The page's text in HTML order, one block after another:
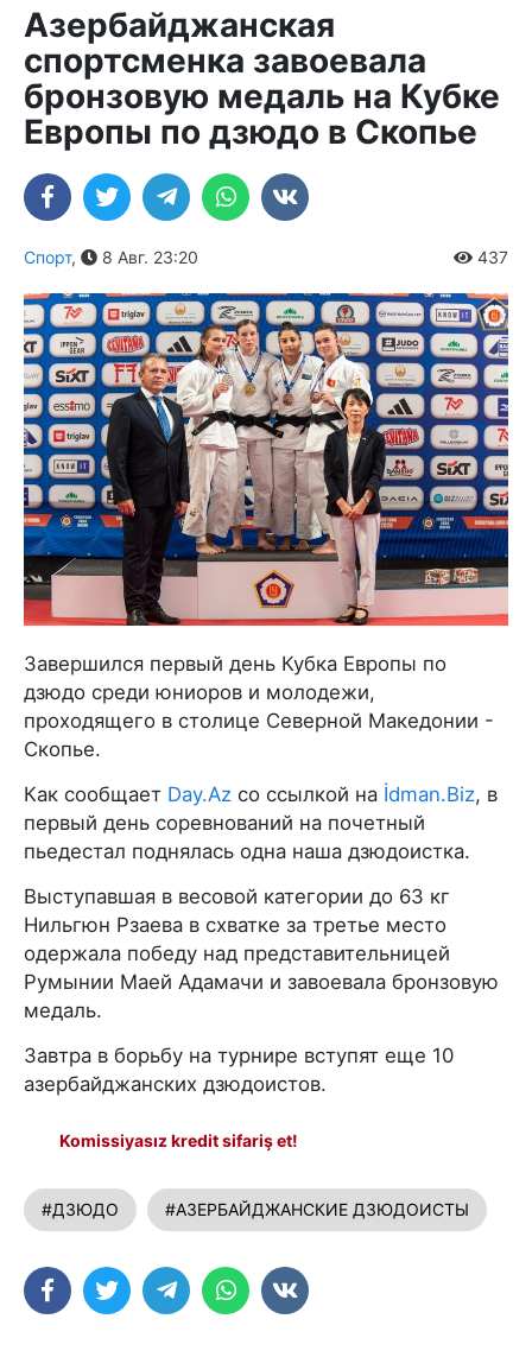
Азербайджанская
спортсменка завоевала
бронзовую медаль на Кубке
Европы по дзюдо в Скопье
Спорт, 8 Авг. 23:20 437
Завершился первый день Кубка Европы по
дзюдо среди юниоров и молодежи,
проходящего в столице Северной Македонии -
Скопье.
Как сообщает Day.Az со ссылкой на İdman.Biz, в
первый день соревнований на почетный
пьедестал поднялась одна наша дзюдоистка.
Выступавшая в весовой категории до 63 кг
Нильгюн Рзаева в схватке за третье место
одержала победу над представительницей
Румынии Маей Адамачи и завоевала бронзовую
медаль.
Завтра в борьбу на турнире вступят еще 10
азербайджанских дзюдоистов.
Komissiyasız kredit sifariş et!
#ДЗЮДО #АЗЕРБАЙДЖАНСКИЕ ДЗЮДОИСТЫ